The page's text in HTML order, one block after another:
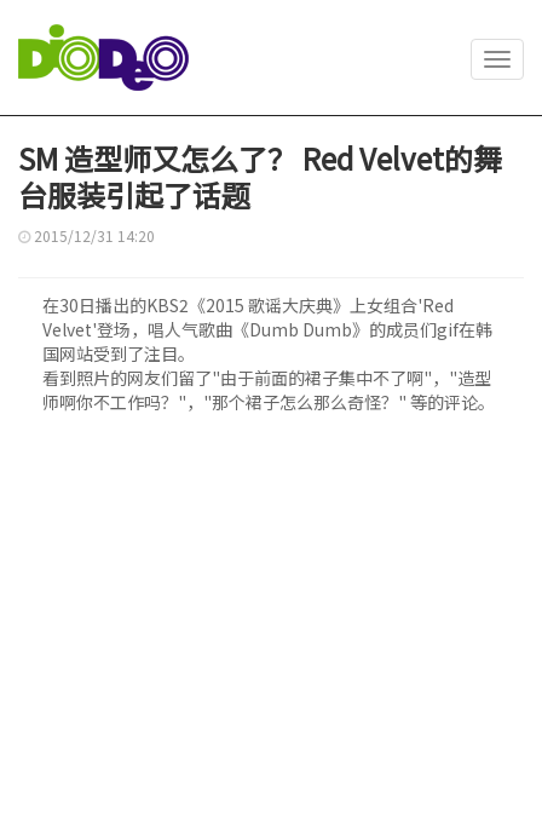
SM 造型师又怎么了？ Red Velvet的舞
台服装引起了话题
2015/12/31 14:20
在30日播出的KBS2《2015 歌谣大庆典》上女组合'Red
Velvet'登场，唱人气歌曲《Dumb Dumb》的成员们gif在韩
国网站受到了注目。
看到照片的网友们留了"由于前面的裙子集中不了啊"，"造型
师啊你不工作吗？"，"那个裙子怎么那么奇怪？" 等的评论。